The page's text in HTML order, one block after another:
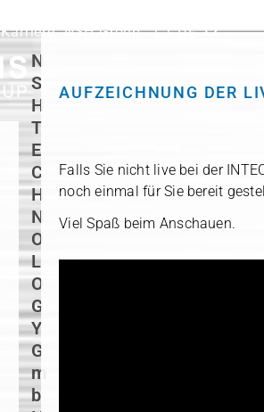
Karriere NSH Group Deutsch
AUFZEICHNUNG DER
Falls Sie nicht live bei der
noch ein­mal für Sie bereit
Viel Spaß beim Anschauen.
N
S
H
T
E
C
H
N
O
L
O
G
Y
G
m
b